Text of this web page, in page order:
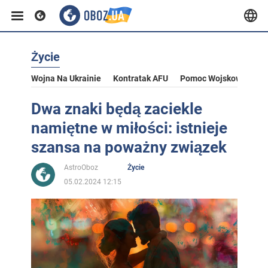
Życie
Wojna Na Ukrainie Kontratak AFU Pomoc Wojskowa Dla
Dwa znaki będą zaciekle
namiętne w miłości: istnieje
szansa na poważny związek
AstroOboz
Życie
05.02.2024 12:15